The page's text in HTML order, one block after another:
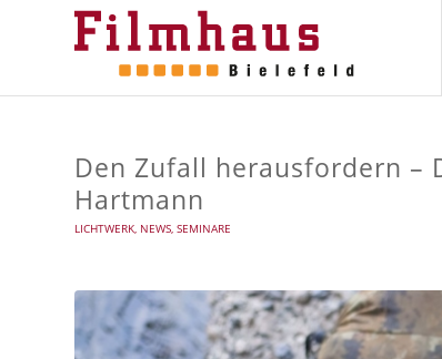
Den Zufall herausfordern –
Hartmann
LICHTWERK, NEWS, SEMINARE